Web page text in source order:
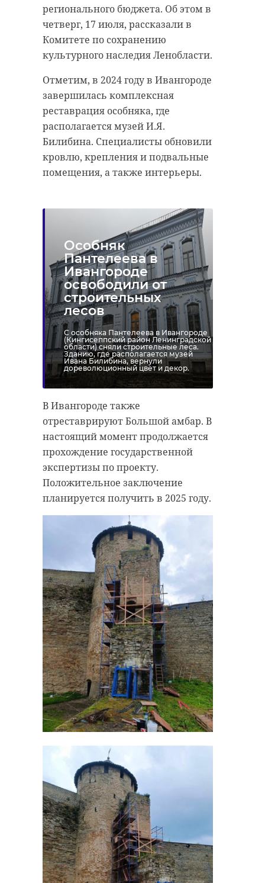
регионального бюджета. Об этом в
четверг, 17 июля, рассказали в
Комитете по сохранению
культурного наследия Ленобласти.
Отметим, в 2024 году в Ивангороде
завершилась комплексная
реставрация особняка, где
располагается музей И.Я.
Билибина. Специалисты обновили
кровлю, крепления и подвальные
помещения, а также интерьеры.
Особняк
Пантелеева в
Ивангороде
освободили от
строительных
лесов
С особняка Пантелеева в Ивангороде
(Кингисеппский район Ленинградской
области) сняли строительные леса.
Зданию, где располагается музей
Ивана Билибина, вернули
дореволюционный цвет и декор.
В Ивангороде также
отреставрируют Большой амбар. В
настоящий момент продолжается
прохождение государственной
экспертизы по проекту.
Положительное заключение
планируется получить в 2025 году.
В Приозерске суд
назначил убийце
10 лет колонии
стро ...
17 марта 2020, 15:16
Стоматолог
Приозерска
предстанет
судом. Из ...